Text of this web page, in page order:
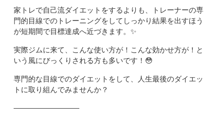
家トレで自己流ダイエットをするよりも、トレーナーの専
門的目線でのトレーニングをしてしっかり結果を出すほう
が短期間で目標達成へ近づきます。✨️
実際ジムに来て、こんな使い方が！こんな効かせ方が！と
いう風にびっくりされる方も多いです！😳
専門的な目線でのダイエットをして、人生最後のダイエッ
トに取り組んでみませんか？
―――――――――